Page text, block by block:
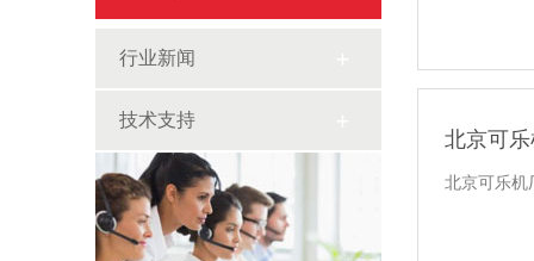
行业新闻
技术支持
北京可
北京可乐机